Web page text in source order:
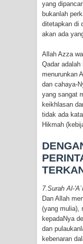
yang
bukanlah
ditetapkan di
akan ada
Allah Azza
Qadar adalah
menurunkan
dan cahaya-
yang sangat
keikhlasan
tidak ada
Hikmah
7.Surah Al-
Dan Allah
(yang mulia),
kepadaNya
dan
kebenaran